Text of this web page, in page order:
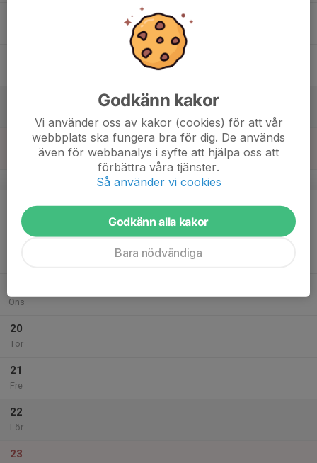
v.34
Mån
Ons
20
Tor
21
Fre
22
Lör
23
Godkänn kakor
Vi använder oss av kakor (cookies) för att vår
webbplats ska fungera bra för dig. De används
även för webbanalys i syfte att hjälpa oss att
förbättra våra tjänster.
Så använder vi cookies
Godkänn alla kakor
Bara nödvändiga